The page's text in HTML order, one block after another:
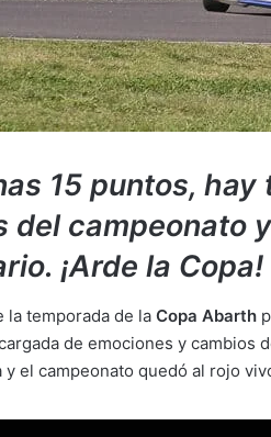
15 puntos,
del campeonato
¡Arde la Copa!
la temporada de la Copa Abarth
de emociones y
y el campeonato quedó al rojo